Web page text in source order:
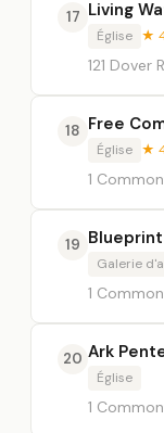
17 Living
Église ★
121 Dover
18 Free
Église ★
1
19
Galerie
1
20 Ark
Église
1